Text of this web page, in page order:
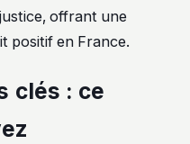
offrant une
positif en France.
clés : ce